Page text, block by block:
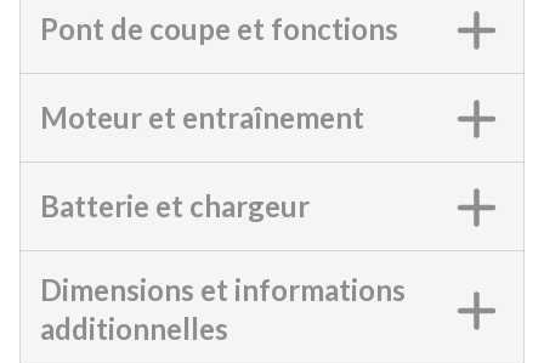
Pont de coupe et fonctions
Moteur et entraînement
Batterie et chargeur
Dimensions et informations
additionnelles